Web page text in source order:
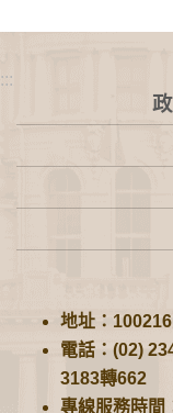
:::
地址：
電話：(02)
3183轉662
專線服務時間